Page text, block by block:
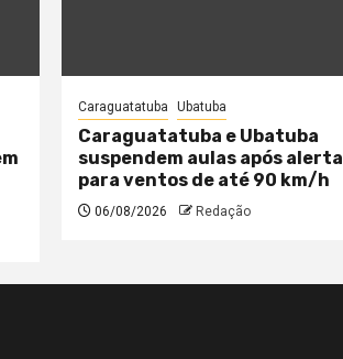
Caraguatatuba Ubatuba
Caraguatatuba e Ubatuba
suspendem aulas após alerta
para ventos de até 90 km/h
06/08/2026 Redação